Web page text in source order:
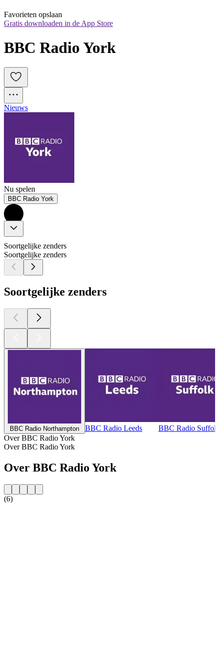
Favorieten opslaan
Gratis downloaden in de App Store
BBC Radio York
Nieuws
Nu spelen
BBC Radio York
Soortgelijke zenders
Soortgelijke zenders
Soortgelijke zenders
BBC Radio Northampton BBC Radio Leeds
BBC Radio
Over BBC Radio York
Over BBC Radio York
Over BBC Radio York
(6)